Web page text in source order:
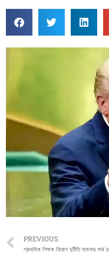
Prev
PREVIOUS